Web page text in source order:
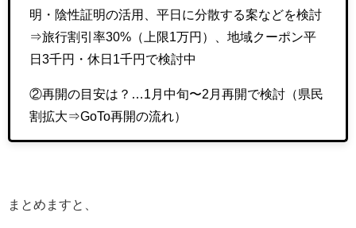
明・陰性証明の活用、平日に分散する案などを検討
⇒旅行割引率30%（上限1万円）、地域クーポン平
日3千円・休日1千円で検討中
②再開の目安は？…1月中旬〜2月再開で検討（県民
割拡大⇒GoTo再開の流れ）
まとめますと、